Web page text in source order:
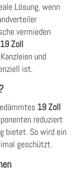
Lösung, wenn
vermieden
19 Zoll
und
ist.
19 Zoll
reduziert
bietet. So wird ein
geschützt.